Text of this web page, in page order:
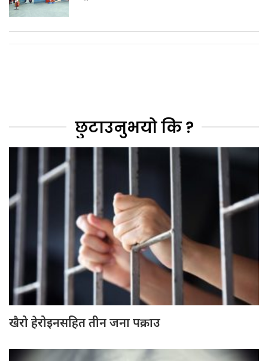
छुटाउनुभयो कि ?
खैरो हेरोइनसहित तीन जना पक्राउ